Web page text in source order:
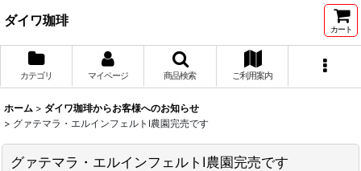
ダイワ珈琲
カート
カテゴリ マイページ 商品検索 ご利用案内
ホーム > ダイワ珈琲からお客様へのお知らせ
> グァテマラ・エルインフェルトⅠ農園完売です
グァテマラ・エルインフェルトⅠ農園完売です